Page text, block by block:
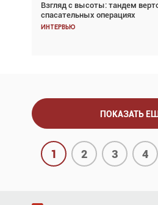
Взгляд с высоты: тандем
спасательных операциях
Интервью
Частный самолёт – это актив.
покупке соответствующим
Интервью
ПОКАЗАТЬ
1 2 3 4